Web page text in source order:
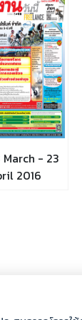
March - 23
2016
เว็บไซต์และปราก